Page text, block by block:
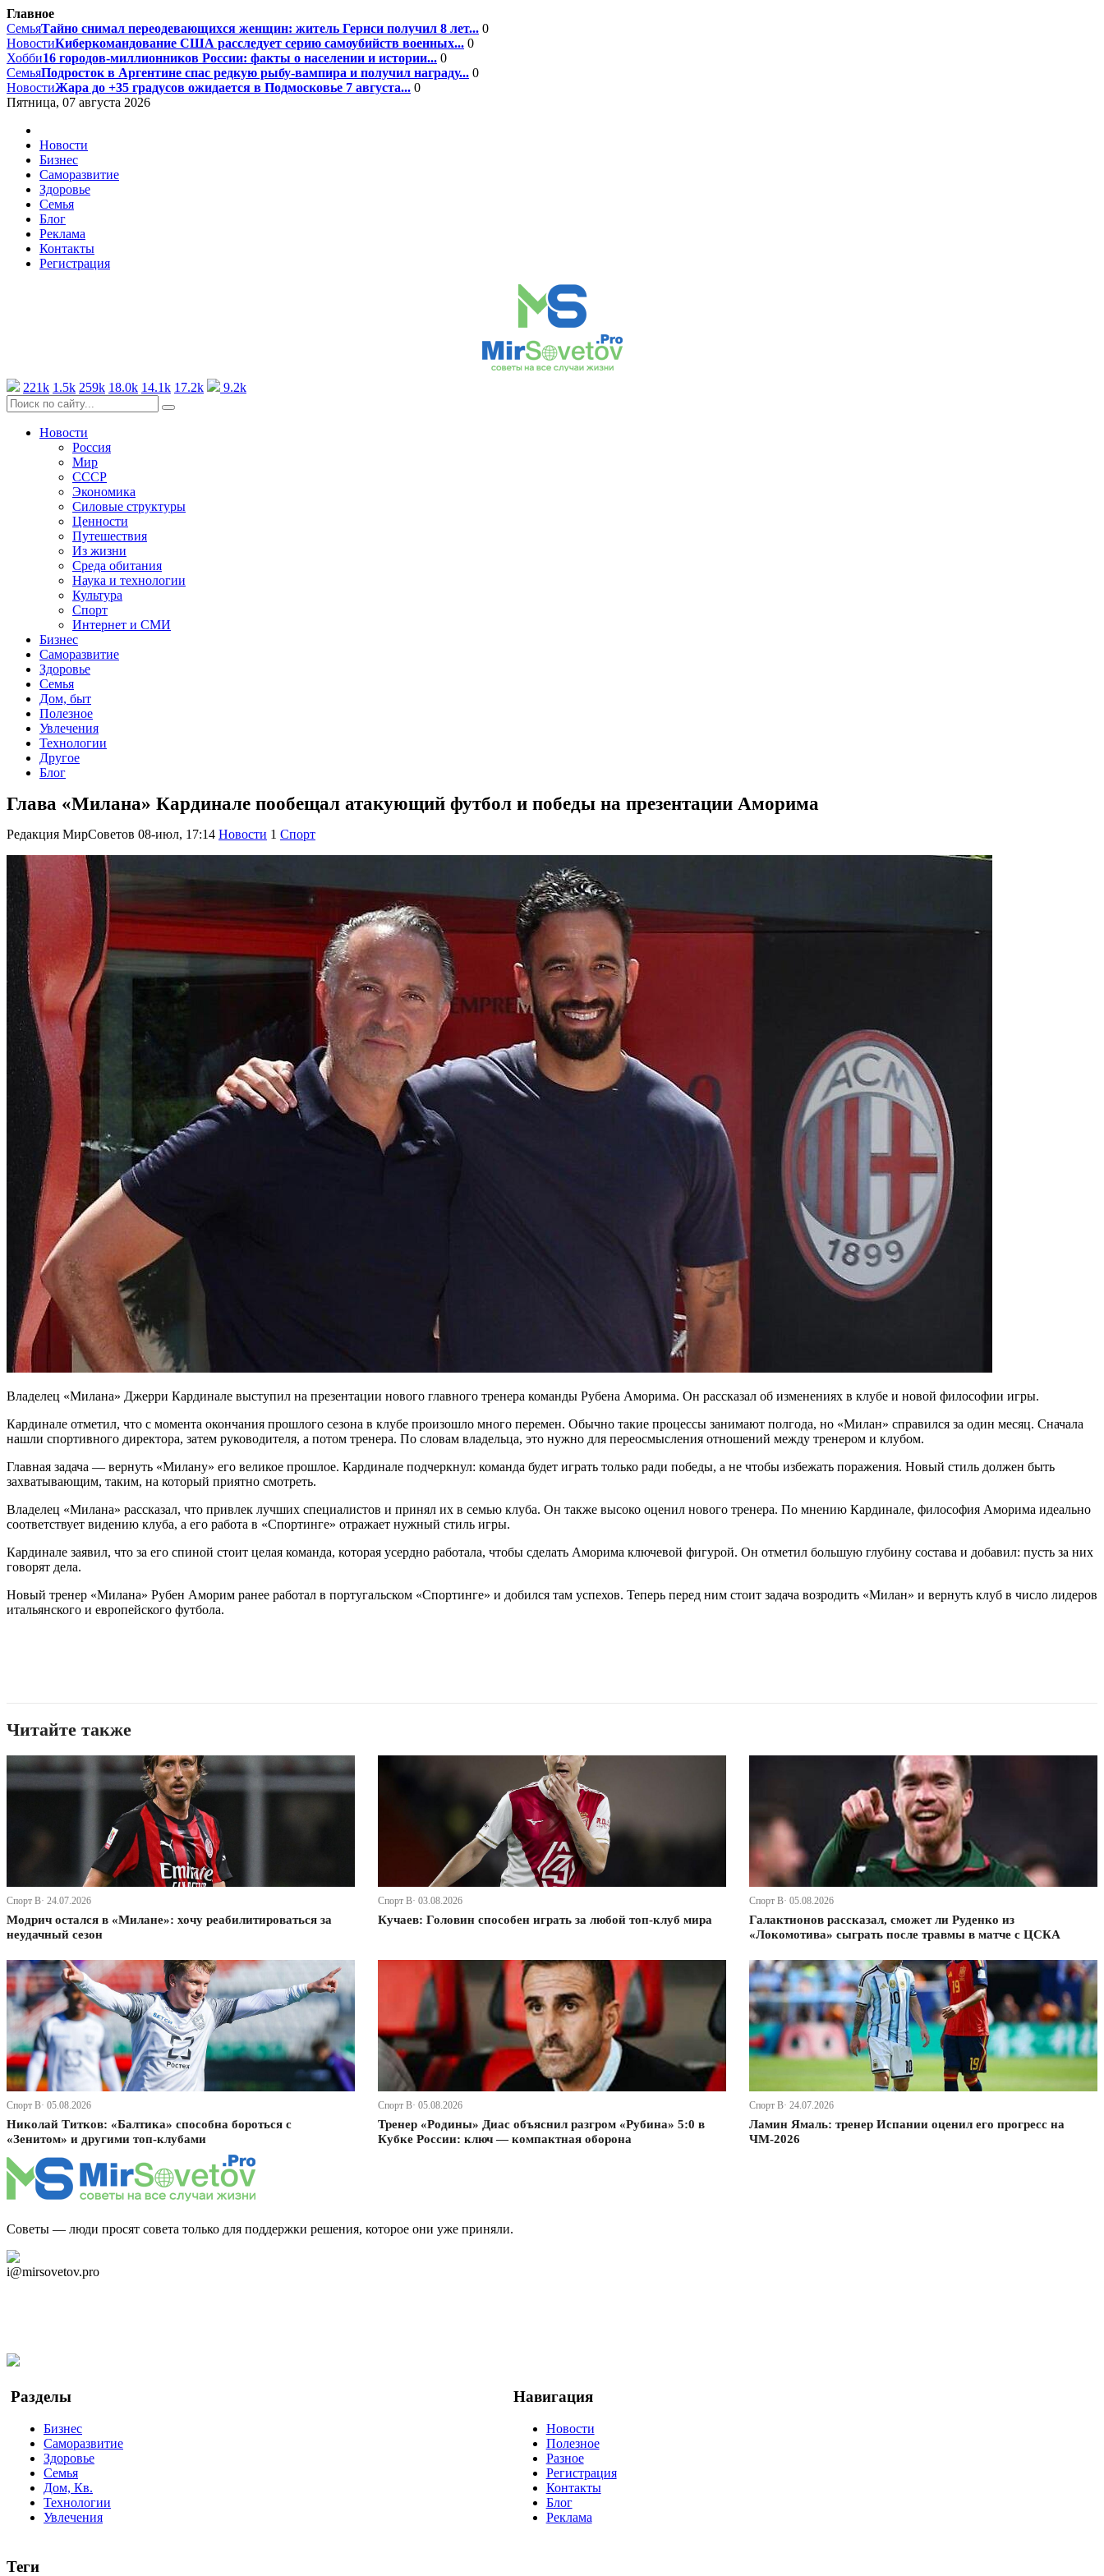
Главное
СемьяТайно снимал переодевающихся женщин: житель Гернси получил 8 лет... 0
НовостиКиберкомандование США расследует серию самоубийств военных... 0
Хобби16 городов-миллионников России: факты о населении и истории... 0
СемьяПодросток в Аргентине спас редкую рыбу-вампира и получил награду... 0
НовостиЖара до +35 градусов ожидается в Подмосковье 7 августа... 0
Пятница, 07 августа 2026
Новости
Бизнес
Саморазвитие
Здоровье
Семья
Блог
Реклама
Контакты
Регистрация
221k 1.5k 259k 18.0k 14.1k 17.2k 9.2k
Новости
Россия
Мир
СССР
Экономика
Силовые структуры
Ценности
Путешествия
Из жизни
Среда обитания
Наука и технологии
Культура
Спорт
Интернет и СМИ
Бизнес
Саморазвитие
Здоровье
Семья
Дом, быт
Полезное
Увлечения
Технологии
Другое
Блог
Глава «Милана» Кардинале пообещал атакующий футбол и победы на презентации Аморима
Редакция МирСоветов 08-июл, 17:14 Новости 1 Спорт
Владелец «Милана» Джерри Кардинале выступил на презентации нового главного тренера команды Рубена Аморима. Он рассказал об изменениях в клубе и новой философии игры.
Кардинале отметил, что с момента окончания прошлого сезона в клубе произошло много перемен. Обычно такие процессы занимают полгода, но «Милан» справился за один месяц. Сначала
нашли спортивного директора, затем руководителя, а потом тренера. По словам владельца, это нужно для переосмысления отношений между тренером и клубом.
Главная задача — вернуть «Милану» его великое прошлое. Кардинале подчеркнул: команда будет играть только ради победы, а не чтобы избежать поражения. Новый стиль должен быть
захватывающим, таким, на который приятно смотреть.
Владелец «Милана» рассказал, что привлек лучших специалистов и принял их в семью клуба. Он также высоко оценил нового тренера. По мнению Кардинале, философия Аморима идеально
соответствует видению клуба, а его работа в «Спортинге» отражает нужный стиль игры.
Кардинале заявил, что за его спиной стоит целая команда, которая усердно работала, чтобы сделать Аморима ключевой фигурой. Он отметил большую глубину состава и добавил: пусть за них
говорят дела.
Новый тренер «Милана» Рубен Аморим ранее работал в португальском «Спортинге» и добился там успехов. Теперь перед ним стоит задача возродить «Милан» и вернуть клуб в число лидеров
итальянского и европейского футбола.
Читайте также
Спорт В· 24.07.2026
Модрич остался в «Милане»: хочу реабилитироваться за
неудачный сезон
Спорт В· 03.08.2026
Кучаев: Головин способен играть за любой топ-клуб мира
Спорт В· 05.08.2026
Галактионов рассказал, сможет ли Руденко из
«Локомотива» сыграть после травмы в матче с ЦСКА
Спорт В· 05.08.2026
Николай Титков: «Балтика» способна бороться с
«Зенитом» и другими топ-клубами
Спорт В· 05.08.2026
Тренер «Родины» Диас объяснил разгром «Рубина» 5:0 в
Кубке России: ключ — компактная оборона
Спорт В· 24.07.2026
Ламин Ямаль: тренер Испании оценил его прогресс на
ЧМ-2026
Советы — люди просят совета только для поддержки решения, которое они уже приняли.
i@mirsovetov.pro
Разделы
Бизнес
Саморазвитие
Здоровье
Семья
Дом, Кв.
Технологии
Увлечения
Навигация
Новости
Полезное
Разное
Регистрация
Контакты
Блог
Реклама
Теги